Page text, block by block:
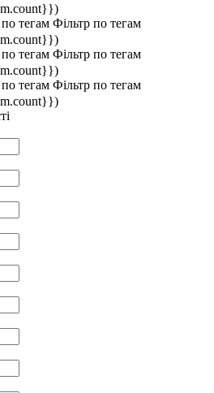
тегам Фільтр по тегам
тегам Фільтр по тегам
тегам Фільтр по тегам